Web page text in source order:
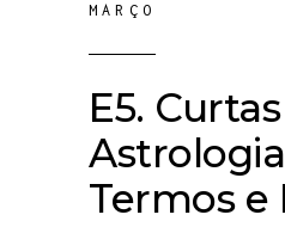
MARÇO
E5.
Termos e